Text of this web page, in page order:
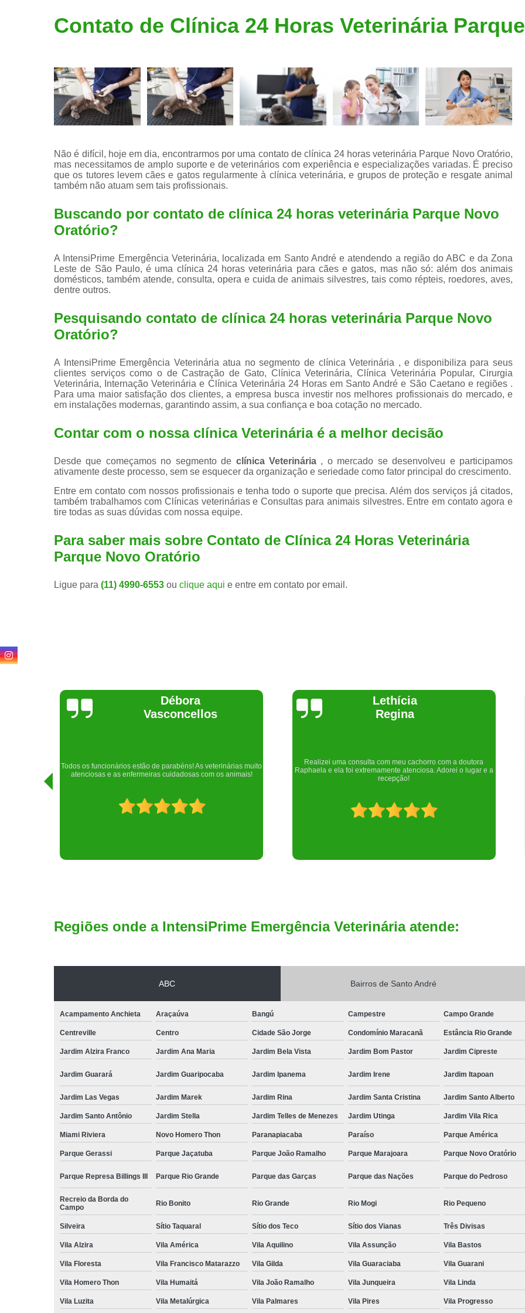
tártaro
Clínica Veterinária Santo André
Consulta de
Consulta Médica
Consulta Médica Veterinária para
Consulta para
Consulta para Animais Silvestres São
Consulta para Silvestres
Exame de Endoscopia Veterinária
Exame de Ultrassom para
Exame para Animais Santo André
Internação para Animais de Estimação
Internação Semi Intensiva Veterinária
Internação Veterinária Santo André
Limpeza de Tártaro Canina
Limpeza de Tártaro em Cachorro
Limpeza Tártaro Santo André
Limpeza
Contato de Clínica 24 Horas Veterinária
Não é difícil, hoje em dia, encontrarmos por uma contato de clínica 24 horas veterinária Parque Novo Oratório,
mas necessitamos de amplo suporte e de veterinários com experiência e especializações variadas. É preciso
que os tutores levem cães e gatos regularmente à clínica veterinária, e grupos de proteção e resgate animal
também não atuam sem tais profissionais.
Buscando por contato de clínica 24 horas veterinária Parque Novo
Oratório?
A IntensiPrime Emergência Veterinária, localizada em Santo André e atendendo a região do ABC e da Zona
Leste de São Paulo, é uma clínica 24 horas veterinária para cães e gatos, mas não só: além dos animais
domésticos, também atende, consulta, opera e cuida de animais silvestres, tais como répteis, roedores, aves,
dentre outros.
Pesquisando contato de clínica 24 horas veterinária Parque Novo
Oratório?
A IntensiPrime Emergência Veterinária atua no segmento de clínica Veterinária , e disponibiliza para seus
clientes serviços como o de Castração de Gato, Clínica Veterinária, Clínica Veterinária Popular, Cirurgia
Veterinária, Internação Veterinária e Clínica Veterinária 24 Horas em Santo André e São Caetano e regiões .
Para uma maior satisfação dos clientes, a empresa busca investir nos melhores profissionais do mercado, e
em instalações modernas, garantindo assim, a sua confiança e boa cotação no mercado.
Contar com o nossa clínica Veterinária é a melhor decisão
Desde que começamos no segmento de clínica Veterinária , o mercado se desenvolveu e participamos
ativamente deste processo, sem se esquecer da organização e seriedade como fator principal do crescimento.
Entre em contato com nossos profissionais e tenha todo o suporte que precisa. Além dos serviços já citados,
também trabalhamos com Clínicas veterinárias e Consultas para animais silvestres. Entre em contato agora e
tire todas as suas dúvidas com nossa equipe.
Para saber mais sobre Contato de Clínica 24 Horas Veterinária
Parque Novo Oratório
Ligue para (11) 4990-6553 ou clique aqui e entre em contato por email.
Lethícia
Regina
Realizei uma consulta com meu cachorro com a doutora
Raphaela e ela foi extremamente atenciosa. Adorei o lugar e a
recepção!
Joelma Lilian
Um lugar maravilhoso. Sempre serei grata pelo que fizeram por
nós!
Regiões onde a IntensiPrime Emergência Veterinária atende:
ABC Bairros de Santo André
Acampamento Anchieta Araçaúva Bangú Campestre Campo Grande
Centreville Centro Cidade São Jorge Condomínio Maracanã Estância Rio Grande
Jardim Alzira Franco Jardim Ana Maria Jardim Bela Vista Jardim Bom Pastor Jardim Cipreste
Jardim Guarará Jardim Guaripocaba Jardim Ipanema Jardim Irene Jardim Itapoan
Jardim Las Vegas Jardim Marek Jardim Rina Jardim Santa Cristina Jardim Santo Alberto
Jardim Santo Antônio Jardim Stella Jardim Telles de Menezes Jardim Utinga Jardim Vila Rica
Miami Riviera Novo Homero Thon Paranapiacaba Paraíso Parque América
Parque Gerassi Parque Jaçatuba Parque João Ramalho Parque Marajoara Parque Novo Oratório
Parque Represa Billings III Parque Rio Grande Parque das Garças Parque das Nações Parque do Pedroso
Recreio da Borda do
Campo
Rio Bonito Rio Grande Rio Mogi Rio Pequeno
Silveira Sítio Taquaral Sítio dos Teco Sítio dos Vianas Três Divisas
Vila Alzira Vila América Vila Aquilino Vila Assunção Vila Bastos
Vila Floresta Vila Francisco Matarazzo Vila Gilda Vila Guaraciaba Vila Guarani
Vila Homero Thon Vila Humaitá Vila João Ramalho Vila Junqueira Vila Linda
Vila Luzita Vila Metalúrgica Vila Palmares Vila Pires Vila Progresso